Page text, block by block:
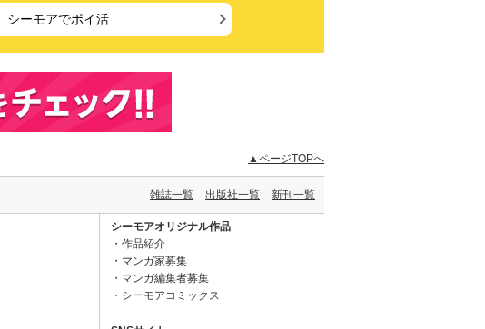
シーモアでポイ活
▲ページTOPへ
雑誌一覧 出版社一覧 新刊一覧
シーモアオリジナル作品
作品紹介
マンガ家募集
マンガ編集者募集
シーモアコミックス